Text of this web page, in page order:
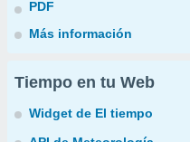
PDF
Más información
Tiempo en tu Web
Widget de El tiempo